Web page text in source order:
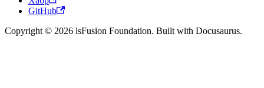
GitHub
Copyright © 2026 lsFusion Foundation. Built with Docusaurus.